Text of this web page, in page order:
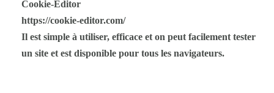
Cookie-Editor
https://cookie-editor.com/
Il est simple à utiliser, efficace et on peut facilement tester
un site et est disponible pour tous les navigateurs.